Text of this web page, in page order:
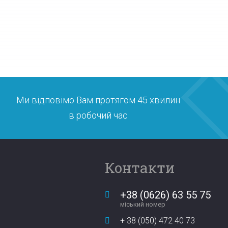
Ми відповімо Вам протягом 45 хвилин
в робочий час
Контакти
+38 (0626) 63 55 75
міський номер
+ 38 (050) 472 40 73